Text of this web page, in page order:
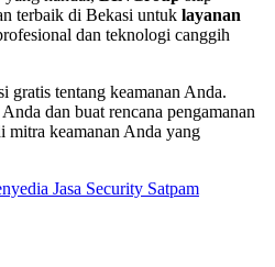
terbaik di Bekasi untuk layanan
dan teknologi canggih
tentang keamanan Anda.
dan buat rencana pengamanan
keamanan Anda yang
Jasa Security Satpam